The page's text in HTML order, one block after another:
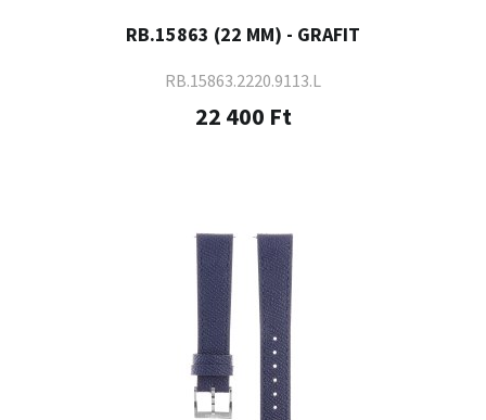
RB.15863 (22 MM) - GRAFIT
RB.15863.2220.9113.L
22 400 Ft